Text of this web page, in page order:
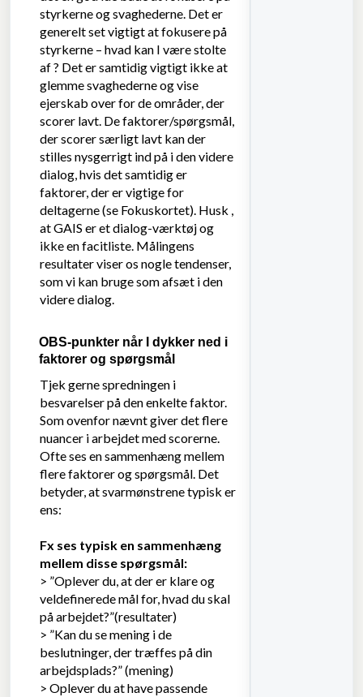
styrkerne og svaghederne. Det er
generelt set vigtigt at fokusere på
styrkerne – hvad kan I være stolte
af ? Det er samtidig vigtigt ikke at
glemme svaghederne og vise
ejerskab over for de områder, der
scorer lavt. De faktorer/spørgsmål,
der scorer særligt lavt kan der
stilles nysgerrigt ind på i den videre
dialog, hvis det samtidig er
faktorer, der er vigtige for
deltagerne (se Fokuskortet). Husk ,
at GAIS er et dialog-værktøj og
ikke en facitliste. Målingens
resultater viser os nogle tendenser,
som vi kan bruge som afsæt i den
videre dialog.
OBS-punkter når I dykker ned i
faktorer og spørgsmål
Tjek gerne spredningen i
besvarelser på den enkelte faktor.
Som ovenfor nævnt giver det flere
nuancer i arbejdet med scorerne.
Ofte ses en sammenhæng mellem
flere faktorer og spørgsmål. Det
betyder, at svarmønstrene typisk er
ens:
Fx ses typisk en sammenhæng
mellem disse spørgsmål:
> ”Oplever du, at der er klare og
veldefinerede mål for, hvad du skal
på arbejdet?”(resultater)
> ”Kan du se mening i de
beslutninger, der træffes på din
arbejdsplads?” (mening)
> Oplever du at have passende